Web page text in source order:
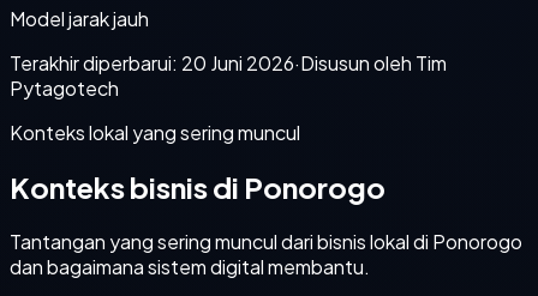
Model jarak jauh
Terakhir diperbarui: 20 Juni 2026·Disusun oleh Tim
Pytagotech
Konteks lokal yang sering muncul
Konteks bisnis di Ponorogo
Tantangan yang sering muncul dari bisnis lokal di Ponorogo
dan bagaimana sistem digital membantu.